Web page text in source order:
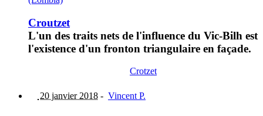
Croutzet
L'un des traits nets de l'influence du Vic-Bilh est
l'existence d'un fronton triangulaire en façade.
Crotzet
20 janvier 2018 - Vincent P.